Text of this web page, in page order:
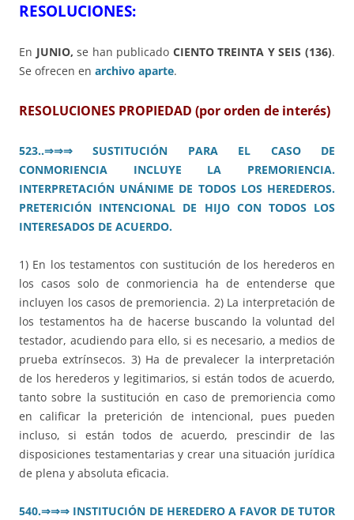
RESOLUCIONES:
En JUNIO,se han publicado CIENTO TREINTA Y SEIS (136).
Se ofrecen en archivo aparte.
RESOLUCIONES PROPIEDAD (por orden de interés)
523..⇒⇒⇒ SUSTITUCIÓN PARA EL CASO DE
CONMORIENCIA INCLUYE LA PREMORIENCIA.
INTERPRETACIÓN UNÁNIME DE TODOS LOS HEREDEROS.
PRETERICIÓN INTENCIONAL DE HIJO CON TODOS LOS
INTERESADOS DE ACUERDO.
1) En los testamentos con sustitución de los herederos en
los casos solo de conmoriencia ha de entenderse que
incluyen los casos de premoriencia. 2) La interpretación de
los testamentos ha de hacerse buscando la voluntad del
testador, acudiendo para ello, si es necesario, a medios de
prueba extrínsecos. 3) Ha de prevalecer la interpretación
de los herederos y legitimarios, si están todos de acuerdo,
tanto sobre la sustitución en caso de premoriencia como
en calificar la preterición de intencional, pues pueden
incluso, si están todos de acuerdo, prescindir de las
disposiciones testamentarias y crear una situación jurídica
de plena y absoluta eficacia.
540.⇒⇒⇒ INSTITUCIÓN DE HEREDERO A FAVOR DE TUTOR